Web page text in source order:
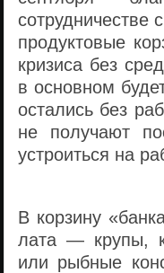
сотрудничестве
продуктовые
кризиса без
в основном
остались без
не получают
устроиться на
В корзину
лата — крупы,
или рыбные